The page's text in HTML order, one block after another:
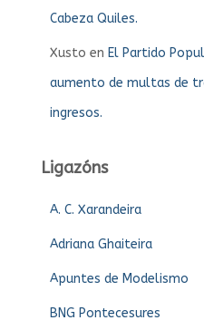
Cabeza Quiles.
Xusto en El Partido
aumento de multas de
ingresos.
Ligazóns
A. C. Xarandeira
Adriana Ghaiteira
Apuntes de Modelismo
BNG Pontecesures